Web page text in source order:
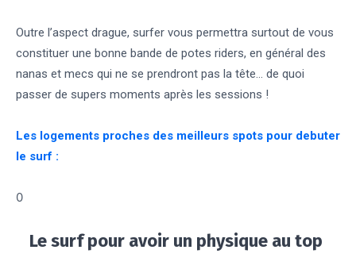
Outre l’aspect drague, surfer vous permettra surtout de vous
constituer une bonne bande de potes riders, en général des
nanas et mecs qui ne se prendront pas la tête… de quoi
passer de supers moments après les sessions !
Les logements proches des meilleurs spots pour debuter
le surf :
0
Le surf pour avoir un physique au top